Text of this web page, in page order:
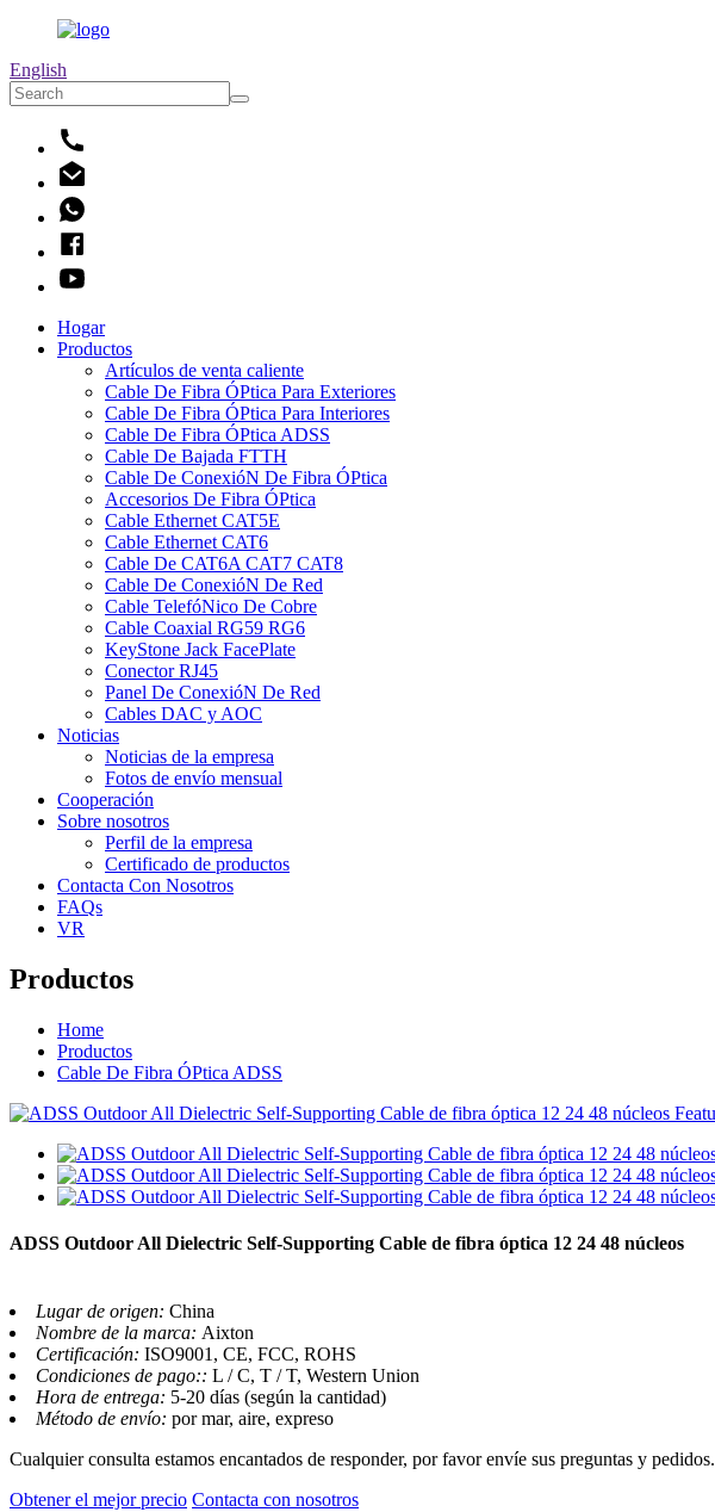
English
Hogar
Productos
Artículos de venta caliente
Cable De Fibra ÓPtica Para Exteriores
Cable De Fibra ÓPtica Para Interiores
Cable De Fibra ÓPtica ADSS
Cable De Bajada FTTH
Cable De ConexióN De Fibra ÓPtica
Accesorios De Fibra ÓPtica
Cable Ethernet CAT5E
Cable Ethernet CAT6
Cable De CAT6A CAT7 CAT8
Cable De ConexióN De Red
Cable TelefóNico De Cobre
Cable Coaxial RG59 RG6
KeyStone Jack FacePlate
Conector RJ45
Panel De ConexióN De Red
Cables DAC y AOC
Noticias
Noticias de la empresa
Fotos de envío mensual
Cooperación
Sobre nosotros
Perfil de la empresa
Certificado de productos
Contacta Con Nosotros
FAQs
VR
Productos
Home
Productos
Cable De Fibra ÓPtica ADSS
ADSS Outdoor All Dielectric Self-Supporting Cable de fibra óptica 12 24 48 núcleos
Lugar de origen: China
Nombre de la marca: Aixton
Certificación: ISO9001, CE, FCC, ROHS
Condiciones de pago:: L / C, T / T, Western Union
Hora de entrega: 5-20 días (según la cantidad)
Método de envío: por mar, aire, expreso
Cualquier consulta estamos encantados de responder, por favor envíe sus preguntas y pedidos.
Obtener el mejor precio Contacta con nosotros